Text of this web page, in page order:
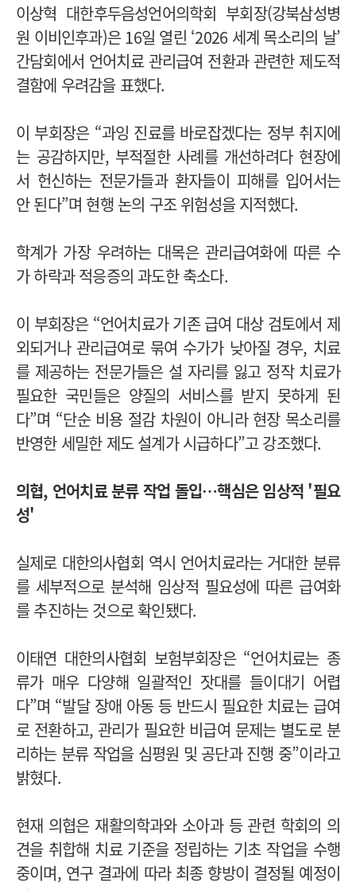
이상혁 대한후두음성언어의학회 부회장(강북삼성병
원 이비인후과)은 16일 열린 ‘2026 세계 목소리의 날’
간담회에서 언어치료 관리급여 전환과 관련한 제도적
결함에 우려감을 표했다.
이 부회장은 “과잉 진료를 바로잡겠다는 정부 취지에
는 공감하지만, 부적절한 사례를 개선하려다 현장에
서 헌신하는 전문가들과 환자들이 피해를 입어서는
안 된다”며 현행 논의 구조 위험성을 지적했다.
학계가 가장 우려하는 대목은 관리급여화에 따른 수
가 하락과 적응증의 과도한 축소다.
이 부회장은 “언어치료가 기존 급여 대상 검토에서 제
외되거나 관리급여로 묶여 수가가 낮아질 경우, 치료
를 제공하는 전문가들은 설 자리를 잃고 정작 치료가
필요한 국민들은 양질의 서비스를 받지 못하게 된
다”며 “단순 비용 절감 차원이 아니라 현장 목소리를
반영한 세밀한 제도 설계가 시급하다”고 강조했다.
의협, 언어치료 분류 작업 돌입…핵심은 임상적 '필요
성'
실제로 대한의사협회 역시 언어치료라는 거대한 분류
를 세부적으로 분석해 임상적 필요성에 따른 급여화
를 추진하는 것으로 확인됐다.
이태연 대한의사협회 보험부회장은 “언어치료는 종
류가 매우 다양해 일괄적인 잣대를 들이대기 어렵
다”며 “발달 장애 아동 등 반드시 필요한 치료는 급여
로 전환하고, 관리가 필요한 비급여 문제는 별도로 분
리하는 분류 작업을 심평원 및 공단과 진행 중”이라고
밝혔다.
현재 의협은 재활의학과와 소아과 등 관련 학회의 의
견을 취합해 치료 기준을 정립하는 기초 작업을 수행
중이며, 연구 결과에 따라 최종 향방이 결정될 예정이